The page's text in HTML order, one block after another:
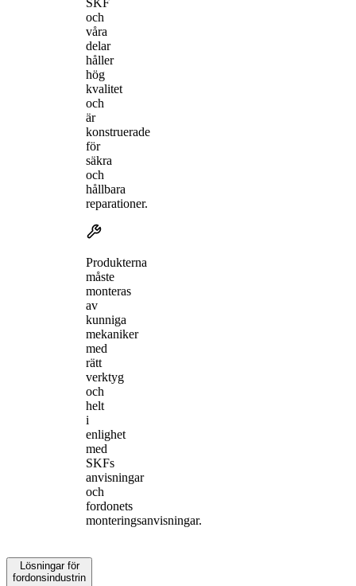
och
våra
delar
håller
hög
kvalitet
och
är
konstruerade
för
säkra
och
hållbara
reparationer.
Produkterna
måste
monteras
av
kunniga
mekaniker
med
rätt
verktyg
och
helt
i
enlighet
med
SKFs
anvisningar
och
fordonets
monteringsanvisningar.
Lösningar för
fordonsindustrin